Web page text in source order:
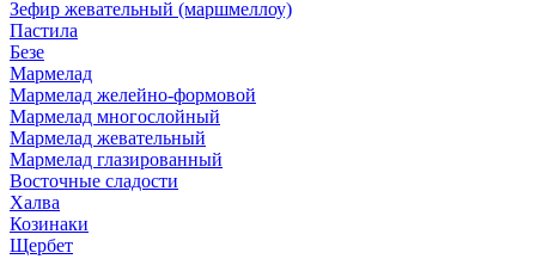
Зефир жевательный (маршмеллоу)
Пастила
Безе
Мармелад
Мармелад желейно-формовой
Мармелад многослойный
Мармелад жевательный
Мармелад глазированный
Восточные сладости
Халва
Козинаки
Щербет